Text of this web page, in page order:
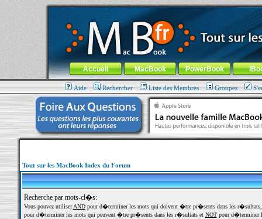
MacBook-fr.com : 100% Apple... 100% nomade !
Aller au contenu-Aller au menu général-Aller au menu de
Menu général
Accueil MacBook PowerBook
Aide Rechercher Liste des Membres Groupes
Tout sur les MacBook Index du Forum
Recherche par mots-cl�s:
Vous pouvez utiliserANDpour d�terminer les mots qui doivent �tre pr�sents dans les
pour d�terminer les mots qui peuvent �tre pr�sents dans les r�sultats et NOTpour d�terminer